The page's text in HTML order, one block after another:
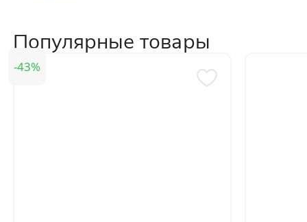
Популярные товары
43